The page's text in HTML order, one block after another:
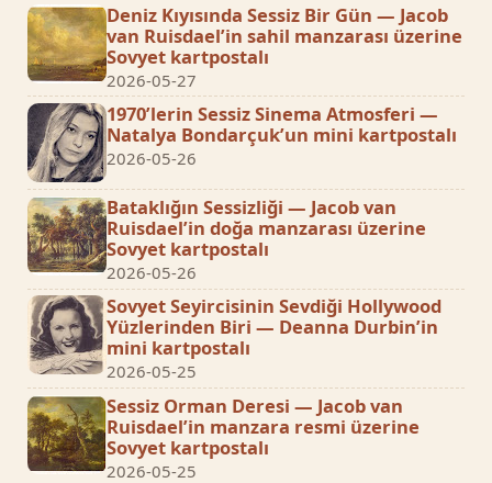
Deniz Kıyısında Sessiz Bir Gün — Jacob
van Ruisdael’in sahil manzarası üzerine
Sovyet kartpostalı
2026-05-27
1970’lerin Sessiz Sinema Atmosferi —
Natalya Bondarçuk’un mini kartpostalı
2026-05-26
Bataklığın Sessizliği — Jacob van
Ruisdael’in doğa manzarası üzerine
Sovyet kartpostalı
2026-05-26
Sovyet Seyircisinin Sevdiği Hollywood
Yüzlerinden Biri — Deanna Durbin’in
mini kartpostalı
2026-05-25
Sessiz Orman Deresi — Jacob van
Ruisdael’in manzara resmi üzerine
Sovyet kartpostalı
2026-05-25